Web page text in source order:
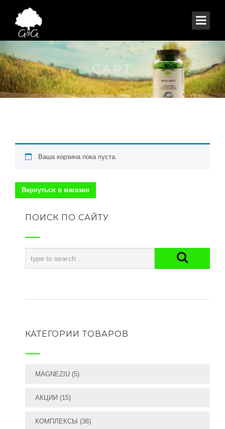
CART
Ваша корзина пока пуста.
Вернуться в магазин
ПОИСК ПО САЙТУ
КАТЕГОРИИ ТОВАРОВ
MAGNEZIU (5)
АКЦИИ (15)
КОМПЛЕКСЫ (36)